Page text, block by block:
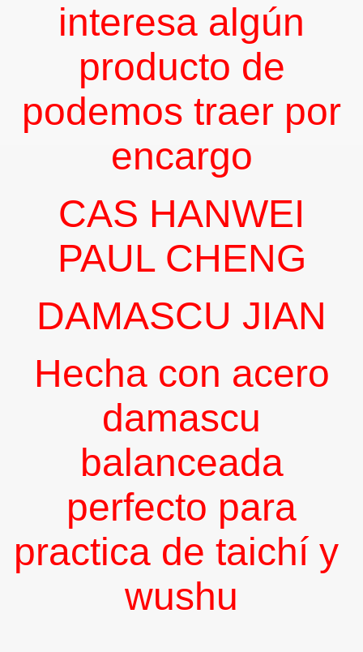
interesa algún
producto de
podemos traer por
encargo
CAS HANWEI
PAUL CHENG
DAMASCU JIAN
Hecha con acero
damascu
balanceada
perfecto para
practica de taichí y
wushu